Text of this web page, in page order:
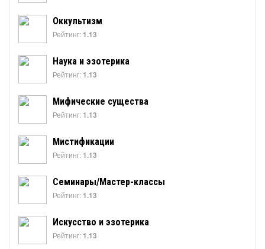
Оккультизм
Рейтинг: 1.13
Наука и эзотерика
Рейтинг: 1.13
Мифические существа
Рейтинг: 1.13
Мистификации
Рейтинг: 1.13
Семинары/Мастер-классы
Рейтинг: 1.13
Искусство и эзотерика
Рейтинг: 1.13